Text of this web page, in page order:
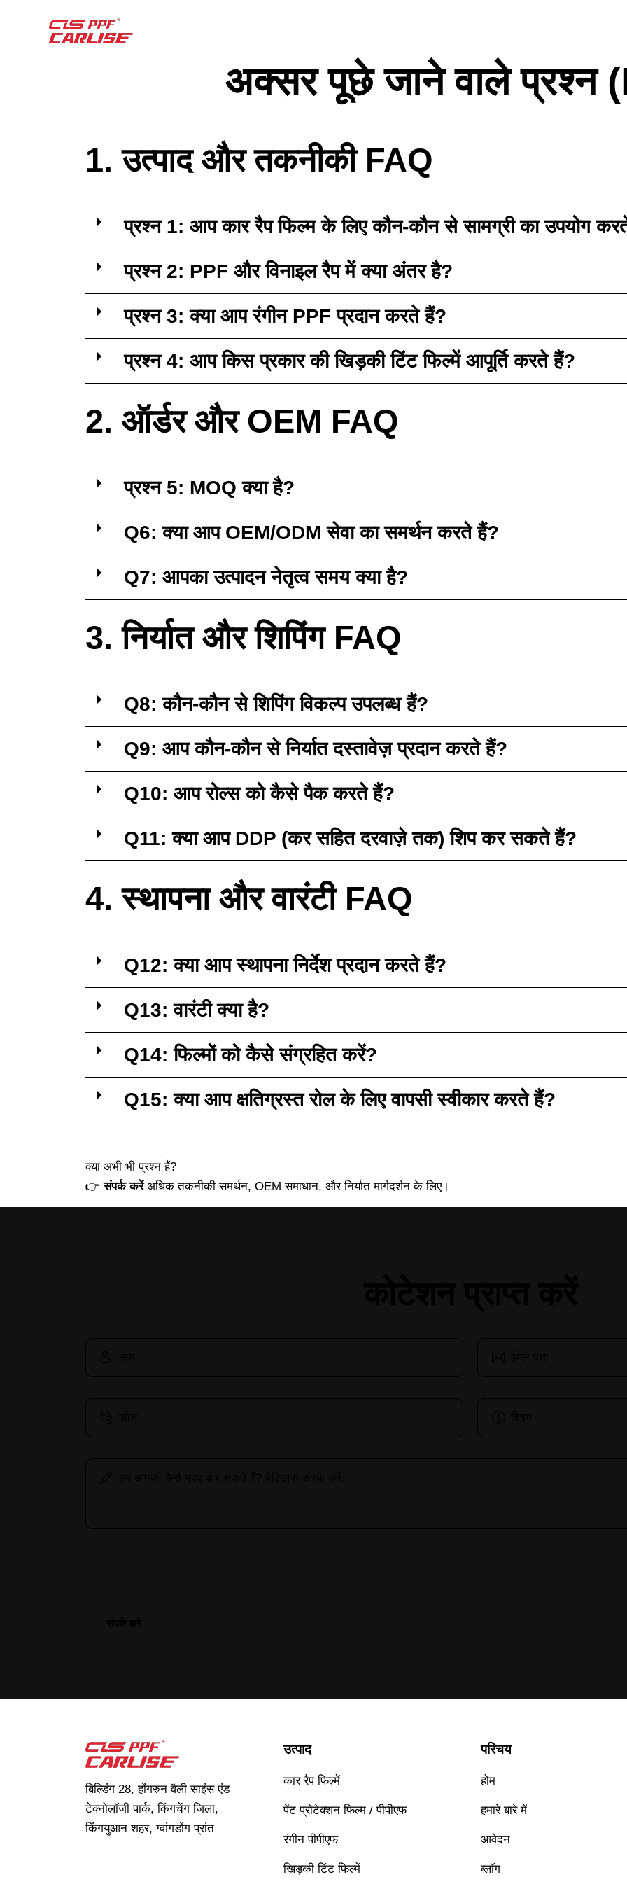
अक्सर पूछे जाने वाले प्रश्न
1. उत्पाद और तकनीकी FAQ
प्रश्न 1: आप कार रैप फिल्म के लिए कौन-कौन से सामग्री का उपयोग
प्रश्न 2: PPF और विनाइल रैप में क्या अंतर है?
प्रश्न 3: क्या आप रंगीन PPF प्रदान करते हैं?
प्रश्न 4: आप किस प्रकार की खिड़की टिंट फिल्में आपूर्ति करते हैं?
2. ऑर्डर और OEM FAQ
प्रश्न 5: MOQ क्या है?
Q6: क्या आप OEM/ODM सेवा का समर्थन करते हैं?
Q7: आपका उत्पादन नेतृत्व समय क्या है?
3. निर्यात और शिपिंग FAQ
Q8: कौन-कौन से शिपिंग विकल्प उपलब्ध हैं?
Q9: आप कौन-कौन से निर्यात दस्तावेज़ प्रदान करते हैं?
Q10: आप रोल्स को कैसे पैक करते हैं?
Q11: क्या आप DDP (कर सहित दरवाज़े तक) शिप कर सकते हैं?
4. स्थापना और वारंटी FAQ
Q12: क्या आप स्थापना निर्देश प्रदान करते हैं?
Q13: वारंटी क्या है?
Q14: फिल्मों को कैसे संग्रहित करें?
Q15: क्या आप क्षतिग्रस्त रोल के लिए वापसी स्वीकार करते हैं?
क्या अभी भी प्रश्न हैं?
👉संपर्क करेंअधिक तकनीकी समर्थन, OEM समाधान, और निर्यात मार्गदर्शन के लिए।
बिल्डिंग 28, होंगरुन वैली साइंस एंड
टेक्नोलॉजी पार्क, किंगचेंग जिला,
किंगयुआन शहर, ग्वांगडोंग प्रांत
उत्पाद
कार रैप फिल्में
पेंट प्रोटेक्शन फिल्म / पीपीएफ
रंगीन पीपीएफ
खिड़की टिंट फिल्में
परिचय
होम
हमारे बारे में
आवेदन
ब्लॉग